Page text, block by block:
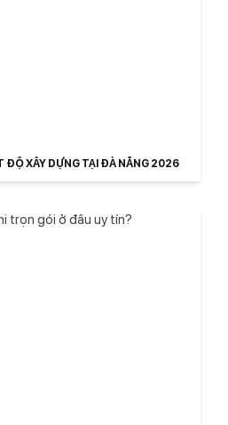
ĐỘ XÂY DỰNG TẠI ĐÀ NẴNG 2026